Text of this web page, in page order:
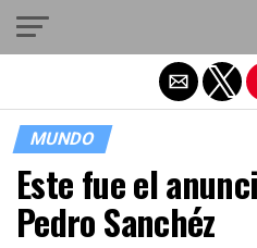
MUNDO
Este fue el
Pedro Sanchéz